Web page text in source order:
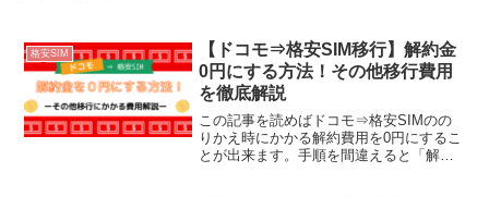
格安SIM
【ドコモ⇒格安SIM移行】解約金
0円にする方法！その他移行費用
を徹底解説
この記事を読めばドコモ⇒格安SIMのの
りかえ時にかかる解約費用を0円にするこ
とが出来ます。手順を間違えると「解約